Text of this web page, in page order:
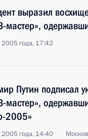
выразил
мастер»,
2005 года, 17:42
Путин подписал
мастер»,
2005»
2005 года, 14:40